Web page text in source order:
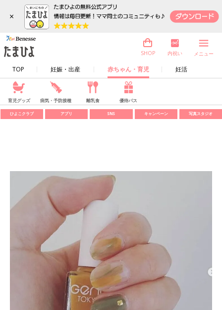
×
TOP 妊娠・出産 赤ちゃん・育児 妊活
SHOP 内祝い メニュー
育児グッズ 病気・予防接種 離乳食 優待パス
ひよこクラブ アプリ SNS キャンペーン 写真スタジオ